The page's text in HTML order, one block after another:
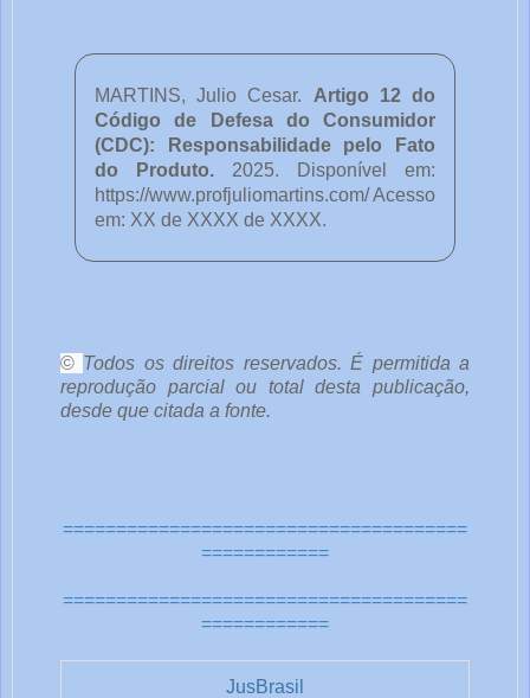
MARTINS, Julio Cesar. Artigo 12 do
Código de Defesa do Consumidor
(CDC): Responsabilidade pelo Fato
do Produto. 2025. Disponível em:
https://www.profjuliomartins.com/ Acesso
em: XX de XXXX de XXXX.
ê
e
t
s
© Todos os direitos reservados. É permitida a
reprodução parcial ou total desta publicação,
desde que citada a fonte.
======================================
============
======================================
============
JusBrasil